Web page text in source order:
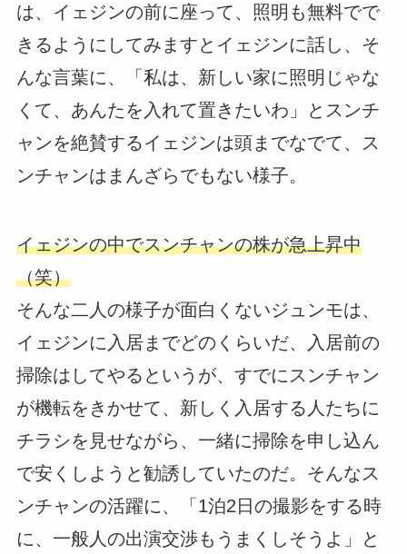
は、イェジンの前に座って、照明も無料でで
きるようにしてみますとイェジンに話し、そ
んな言葉に、「私は、新しい家に照明じゃな
くて、あんたを入れて置きたいわ」とスンチ
ャンを絶賛するイェジンは頭までなでて、ス
ンチャンはまんざらでもない様子。
イェジンの中でスンチャンの株が急上昇中
（笑）
そんな二人の様子が面白くないジュンモは、
イェジンに入居までどのくらいだ、入居前の
掃除はしてやるというが、すでにスンチャン
が機転をきかせて、新しく入居する人たちに
チラシを見せながら、一緒に掃除を申し込ん
で安くしようと勧誘していたのだ。そんなス
ンチャンの活躍に、「1泊2日の撮影をする時
に、一般人の出演交渉もうまくしそうよ」と